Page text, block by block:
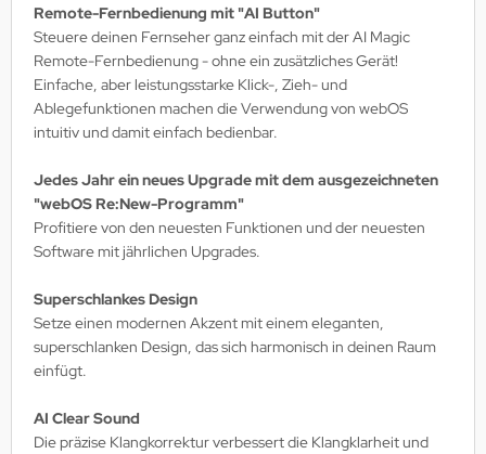
Remote-Fernbedienung mit "AI Button"
Steuere deinen Fernseher ganz einfach mit der AI Magic
Remote-Fernbedienung - ohne ein zusätzliches Gerät!
Einfache, aber leistungsstarke Klick-, Zieh- und
Ablegefunktionen machen die Verwendung von webOS
intuitiv und damit einfach bedienbar.
Jedes Jahr ein neues Upgrade mit dem ausgezeichneten
"webOS Re:New-Programm"
Profitiere von den neuesten Funktionen und der neuesten
Software mit jährlichen Upgrades.
Superschlankes Design
Setze einen modernen Akzent mit einem eleganten,
superschlanken Design, das sich harmonisch in deinen Raum
einfügt.
AI Clear Sound
Die präzise Klangkorrektur verbessert die Klangklarheit und